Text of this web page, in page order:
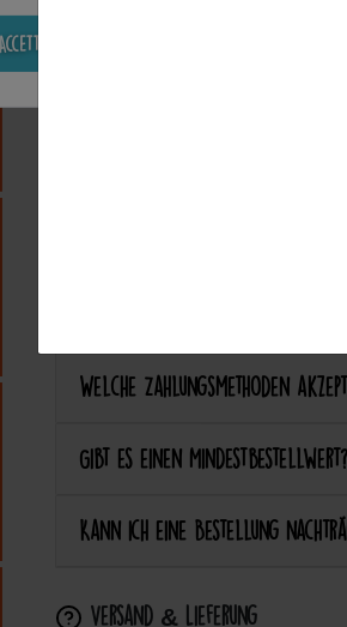
Welche Zahlungsmethoden
Gibt es einen Mindestbestellwert?
Kann ich eine Bestellung
Versand & Lieferung
Accettare tutti